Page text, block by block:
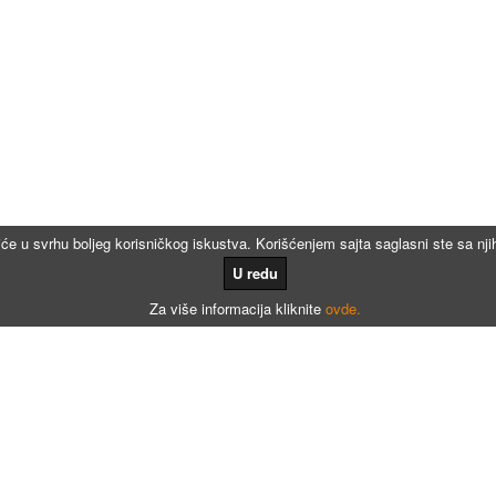
u svrhu boljeg korisničkog iskustva. Korišćenjem sajta saglasni ste sa
U redu
Za više informacija kliknite ovde.
Kalkulatori